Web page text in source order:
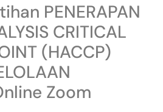
PENERAPAN
CRITICAL
(HACCP)
Zoom